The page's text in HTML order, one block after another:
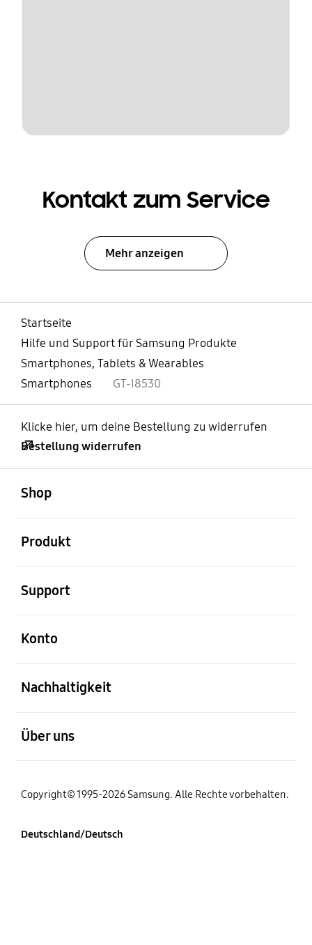
Kontakt zum Service
Mehr anzeigen
Startseite
Hilfe und Support für Samsung Produkte
Smartphones, Tablets & Wearables
Smartphones
GT-I8530
Klicke hier, um deine Bestellung zu widerrufen
Bestellung widerrufen
Shop
Produkt
Support
Konto
Nachhaltigkeit
Über uns
Copyright© 1995-2026 Samsung. Alle Rechte vorbehalten.
Deutschland/Deutsch